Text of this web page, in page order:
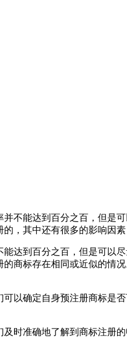
并不能达到百分之百，但是
的，其中还有很多的影响因
达到百分之百，但是可以
的商标存在相同或近似的情
以确定自身预注册商标是
时准确地了解到商标注册